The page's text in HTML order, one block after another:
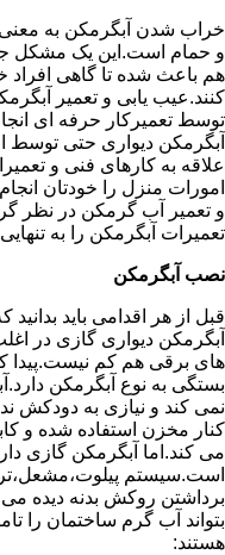
خراب شدن آبگرمکن به
و حمام است.این یک مشکل
هم باعث شده تا گاهی افراد
کنند.عیب یابی و تعمیر
توسط تعمیرکار حرفه ای
آبگرمکن دیواری حتی توسط
علاقه به کارهای فنی و
امورات منزل را خودتان
و تعمیر آب گرمکن در نظر
تعمیرات آبگرمکن را به
نصب آبگرمکن
قبل از هر اقدامی باید
آبگرمکن دیواری گازی در
های برقی هم کم نیست.پیدا
بستگی به نوع آبگرمکن
نمی کند و نیازی به دودکش
کنار مخزن استفاده شده و
می کند.اما آبگرمکن گازی
است.سیستم
برداشتن روکش بدنه دیده
بتواند آب گرم ساختمان را
هستند: